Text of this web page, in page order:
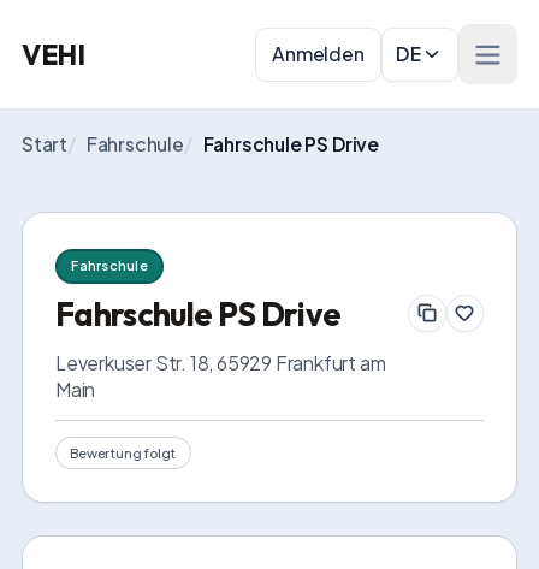
VEHI Anmelden DE
Start/ Fahrschule/ Fahrschule PS Drive
Fahrschule
Fahrschule PS Drive
Leverkuser Str. 18, 65929 Frankfurt am
Main
Bewertung folgt